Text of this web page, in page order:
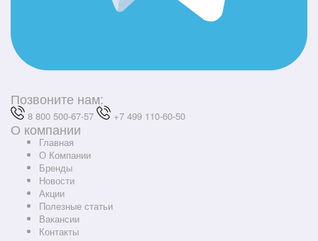
Позвоните нам:
8 800 500-67-57 +7 499 110-60-50
О компании
Главная
О Компании
Бренды
Новости
Акции
Полезные статьи
Вакансии
Контакты